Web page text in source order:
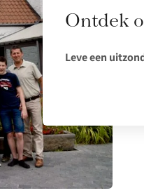
Ontdek
Leve een